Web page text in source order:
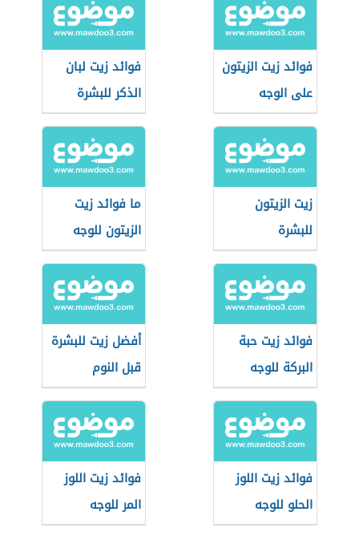
فوائد زيت الزيتون
على الوجه
فوائد زيت لبان
الذكر للبشرة
زيت الزيتون
للبشرة
ما فوائد زيت
الزيتون للوجه
فوائد زيت حبة
البركة للوجه
أفضل زيت للبشرة
قبل النوم
فوائد زيت اللوز
الحلو للوجه
فوائد زيت اللوز
المر للوجه